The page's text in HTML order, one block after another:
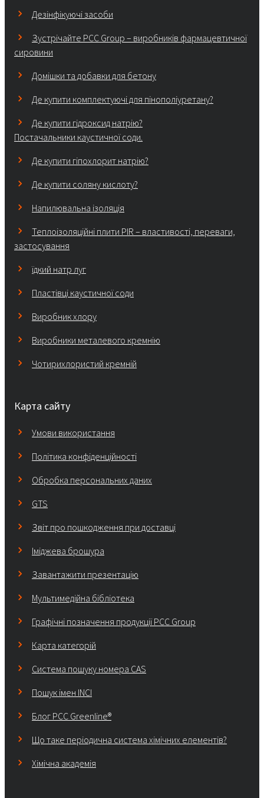
Дезінфікуючі засоби
Зустрічайте PCC Group – виробників фармацевтичної
сировини
Домішки та добавки для бетону
Де купити комплектуючі для пінополіуретану?
Де купити гідроксид натрію?
Постачальники каустичної соди.
Де купити гіпохлорит натрію?
Де купити соляну кислоту?
Напилювальна ізоляція
Теплоізоляційні плити PIR – властивості, переваги,
застосування
їдкий натр луг
Пластівці каустичної соди
Виробник хлору
Виробники металевого кремнію
Чотирихлористий кремній
Карта сайту
Умови використання
Політика конфіденційності
Обробка персональних даних
GTS
Звіт про пошкодження при доставці
Іміджева брошура
Завантажити презентацію
Мультимедійна бібліотека
Графічні позначення продукції PCC Group
Карта категорій
Система пошуку номера CAS
Пошук імен INCI
Блог PCC Greenline®
Що таке періодична система хімічних елементів?
Хімічна академія